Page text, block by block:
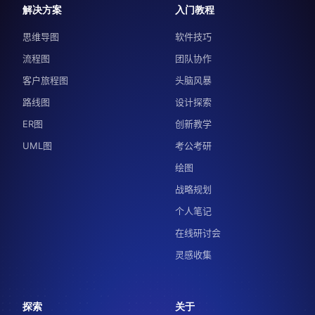
解决方案
思维导图
流程图
客户旅程图
路线图
ER图
UML图
入门教程
软件技巧
团队协作
头脑风暴
设计探索
创新教学
考公考研
绘图
战略规划
个人笔记
在线研讨会
灵感收集
探索 关于